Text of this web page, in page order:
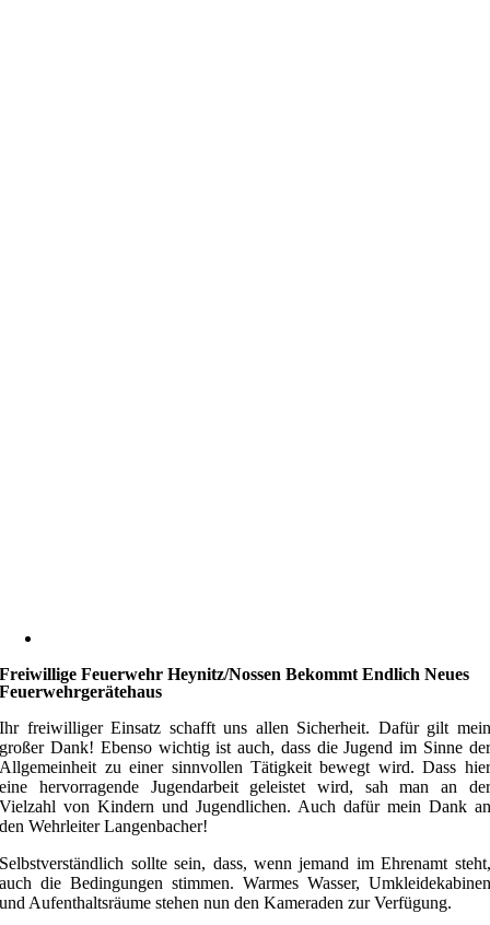
Freiwillige Feuerwehr Heynitz/Nossen Bekommt Endlich Neues
Feuerwehrgerätehaus
Ihr freiwilliger Einsatz schafft uns allen Sicherheit. Dafür gilt mein
großer Dank! Ebenso wichtig ist auch, dass die Jugend im Sinne der
Allgemeinheit zu einer sinnvollen Tätigkeit bewegt wird. Dass hier
eine hervorragende Jugendarbeit geleistet wird, sah man an der
Vielzahl von Kindern und Jugendlichen. Auch dafür mein Dank an
den Wehrleiter Langenbacher!
Selbstverständlich sollte sein, dass, wenn jemand im Ehrenamt steht,
auch die Bedingungen stimmen. Warmes Wasser, Umkleidekabinen
und Aufenthaltsräume stehen nun den Kameraden zur Verfügung.